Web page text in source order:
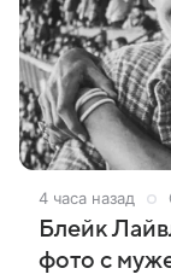
4 часа назад
Блейк
фото с